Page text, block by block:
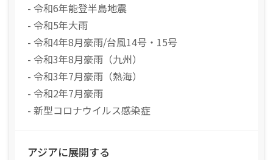
- 令和6年能登半島地震
- 令和5年大雨
- 令和4年8月豪雨/台風14号・15号
- 令和3年8月豪雨（九州）
- 令和3年7月豪雨（熱海）
- 令和2年7月豪雨
- 新型コロナウイルス感染症
アジアに展開する